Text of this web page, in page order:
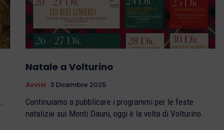
Natale a Volturino
Avvisi 3 Dicembre 2025
Continuiamo a pubblicare i programmi per le feste
natalizie sui Monti Dauni, oggi è la volta di Volturino.